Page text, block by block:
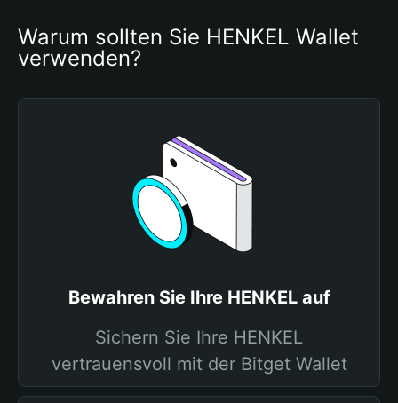
Warum sollten Sie HENKEL Wallet
verwenden?
Bewahren Sie Ihre HENKEL auf
Sichern Sie Ihre HENKEL
vertrauensvoll mit der Bitget Wallet